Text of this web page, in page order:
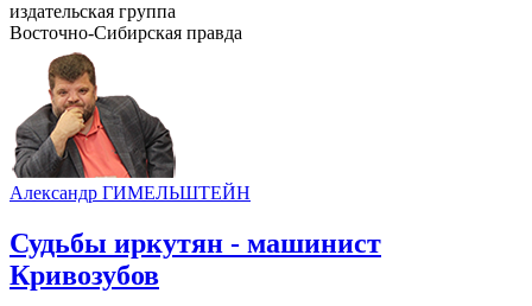
издательская группа
Восточно-Сибирская правда
Александр ГИМЕЛЬШТЕЙН
Судьбы иркутян - машинист
Кривозубов